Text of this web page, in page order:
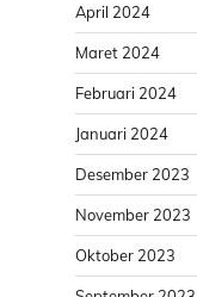
April 2024
Maret 2024
Februari 2024
Januari 2024
Desember 2023
November 2023
Oktober 2023